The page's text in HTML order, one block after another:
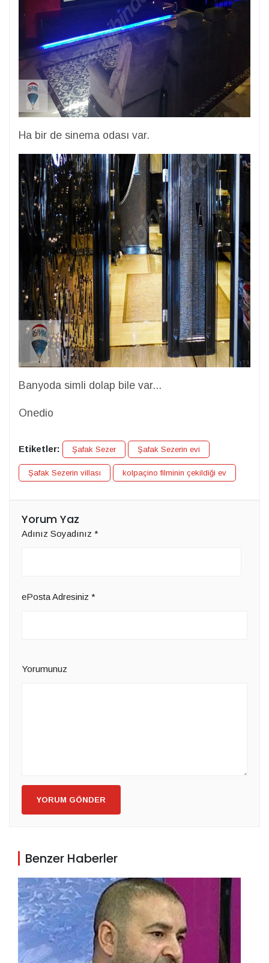
Ha bir de sinema odası var.
Banyoda simli dolap bile var...
Onedio
Etiketler: Şafak Sezer Şafak Sezerin evi
Şafak Sezerin villası kolpaçino filminin çekildiği ev
Yorum Yaz
Adınız Soyadınız *
ePosta Adresiniz *
Yorumunuz
YORUM GÖNDER
Benzer Haberler